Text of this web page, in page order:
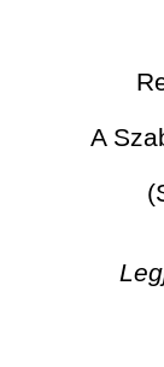
A